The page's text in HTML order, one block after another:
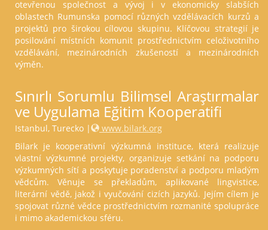
otevřenou společnost a vývoj i v ekonomicky slabších
oblastech Rumunska pomocí různých vzdělávacích kurzů a
projektů pro širokou cílovou skupinu. Klíčovou strategií je
posilování místních komunit prostřednictvím celoživotního
vzdělávání, mezinárodních zkušeností a mezinárodních
výměn.
Sınırlı Sorumlu Bilimsel Araştırmalar
ve Uygulama Eğitim Kooperatifi
Istanbul, Turecko |
www.bilark.org
Bilark je kooperativní výzkumná instituce, která realizuje
vlastní výzkumné projekty, organizuje setkání na podporu
výzkumných sítí a poskytuje poradenství a podporu mladým
vědcům. Věnuje se překladům, aplikované lingvistice,
literární vědě, jakož i vyučování cizích jazyků. Jejím cílem je
spojovat různé vědce prostřednictvím rozmanité spolupráce
i mimo akademickou sféru.